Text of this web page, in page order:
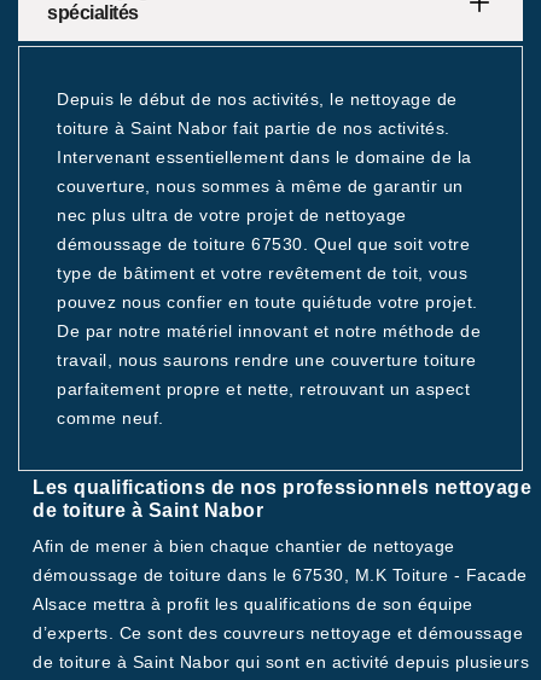
spécialités
Depuis le début de nos activités, le nettoyage de
toiture à Saint Nabor fait partie de nos activités.
Intervenant essentiellement dans le domaine de la
couverture, nous sommes à même de garantir un
nec plus ultra de votre projet de nettoyage
démoussage de toiture 67530. Quel que soit votre
type de bâtiment et votre revêtement de toit, vous
pouvez nous confier en toute quiétude votre projet.
De par notre matériel innovant et notre méthode de
travail, nous saurons rendre une couverture toiture
parfaitement propre et nette, retrouvant un aspect
comme neuf.
Les qualifications de nos professionnels nettoyage
de toiture à Saint Nabor
Afin de mener à bien chaque chantier de nettoyage
démoussage de toiture dans le 67530, M.K Toiture - Facade
Alsace mettra à profit les qualifications de son équipe
d’experts. Ce sont des couvreurs nettoyage et démoussage
de toiture à Saint Nabor qui sont en activité depuis plusieurs